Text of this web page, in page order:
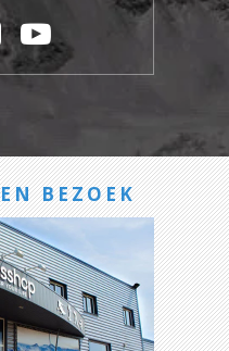
BEZOEK